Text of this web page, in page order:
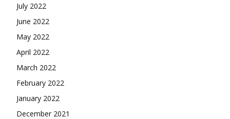
July 2022
June 2022
May 2022
April 2022
March 2022
February 2022
January 2022
December 2021